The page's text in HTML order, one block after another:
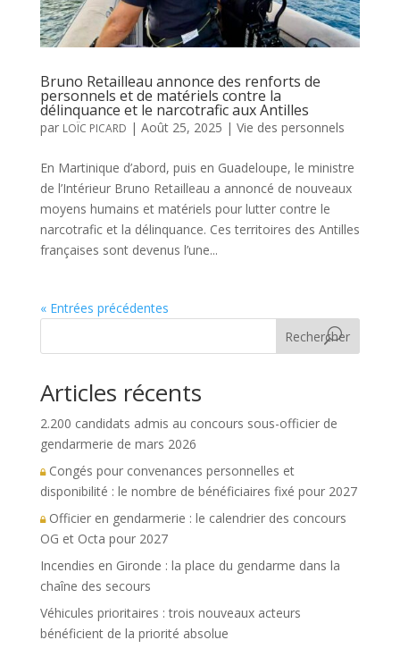
Bruno Retailleau annonce des renforts de
personnels et de matériels contre la
délinquance et le narcotrafic aux Antilles
par LOÏC PICARD | Août 25, 2025 | Vie des personnels
En Martinique d’abord, puis en Guadeloupe, le ministre
de l’Intérieur Bruno Retailleau a annoncé de nouveaux
moyens humains et matériels pour lutter contre le
narcotrafic et la délinquance. Ces territoires des Antilles
françaises sont devenus l’une...
« Entrées précédentes
Rechercher
Articles récents
2.200 candidats admis au concours sous-officier de
gendarmerie de mars 2026
Congés pour convenances personnelles et
disponibilité : le nombre de bénéficiaires fixé pour 2027
Officier en gendarmerie : le calendrier des concours
OG et Octa pour 2027
Incendies en Gironde : la place du gendarme dans la
chaîne des secours
Véhicules prioritaires : trois nouveaux acteurs
bénéficient de la priorité absolue